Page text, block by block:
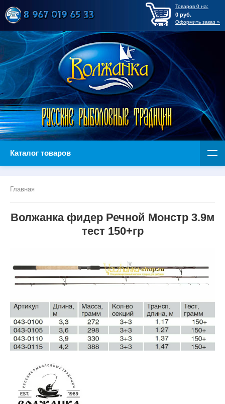
Товаров 0 на:
0 руб.
Оформить заказ »
Каталог товаров
Главная
Волжанка фидер Речной Монстр 3.9м
тест 150+гр